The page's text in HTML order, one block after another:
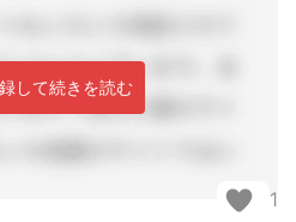
して続きを読む
1